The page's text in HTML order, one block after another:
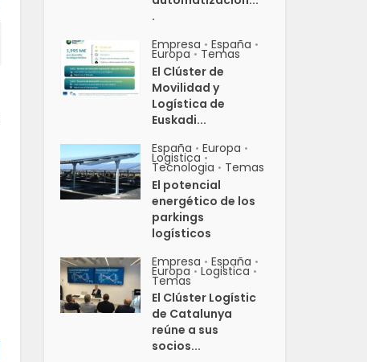
.
Empresa • España •
Europa • Temas
El Clúster de
Movilidad y
Logística de
Euskadi...
España • Europa •
Logistica •
Tecnologia • Temas
El potencial
energético de los
parkings
logísticos
Empresa • España •
Europa • Logistica •
Temas
El Clúster Logístic
de Catalunya
reúne a sus
socios...